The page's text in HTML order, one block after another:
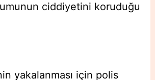
ciddiyetini koruduğu
yakalanması için polis